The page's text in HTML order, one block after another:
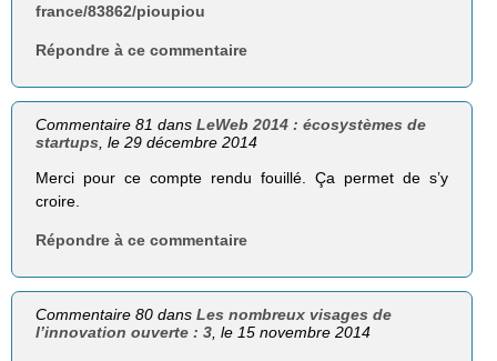
france/83862/pioupiou
Répondre à ce commentaire
Commentaire 81 dansLeWeb 2014 : écosystèmes de
startups , le 29 décembre 2014
Merci pour ce compte rendu fouillé. Ça permet de s’y
croire.
Répondre à ce commentaire
Commentaire 80 dansLes nombreux visages de
l’innovation ouverte : 3 , le 15 novembre 2014